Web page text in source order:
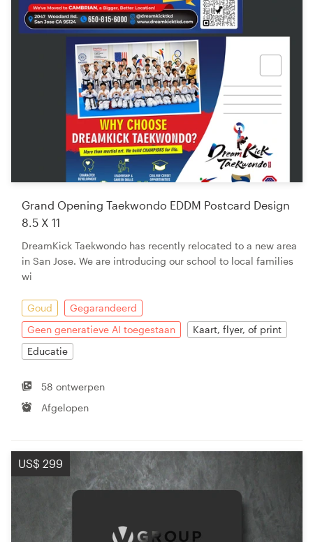
Grand Opening Taekwondo EDDM Postcard Design
8.5 X 11
DreamKick Taekwondo has recently relocated to a new area
in San Jose. We are introducing our school to local families
wi
Goud
Gegarandeerd
Geen generatieve AI toegestaan
Kaart, flyer, of print
Educatie
58 ontwerpen
Afgelopen
US$ 299